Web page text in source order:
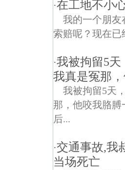
·在工地不小
我的一个朋友
索赔呢？现在已
·我被拘留5天
我真是冤那
我被拘留5天
那，他咬我胳
后...
·交通事故,我
当场死亡